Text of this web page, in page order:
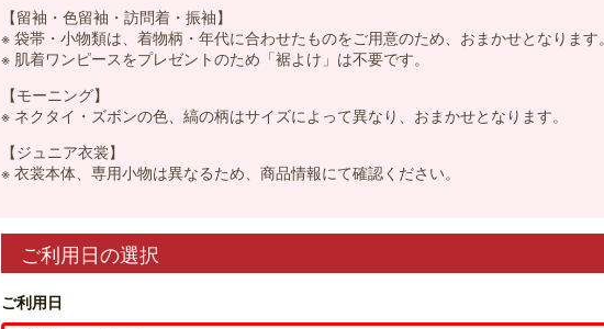
【留袖・色留袖・訪問着・振袖】
※ 袋帯・小物類は、着物柄・年代に合わせたものをご用意のため、おまかせとなります。
※ 肌着ワンピースをプレゼントのため「裾よけ」は不要です。
【モーニング】
※ ネクタイ・ズボンの色、縞の柄はサイズによって異なり、おまかせとなります。
【ジュニア衣裳】
※ 衣裳本体、専用小物は異なるため、商品情報にて確認ください。
ご利用日の選択
ご利用日